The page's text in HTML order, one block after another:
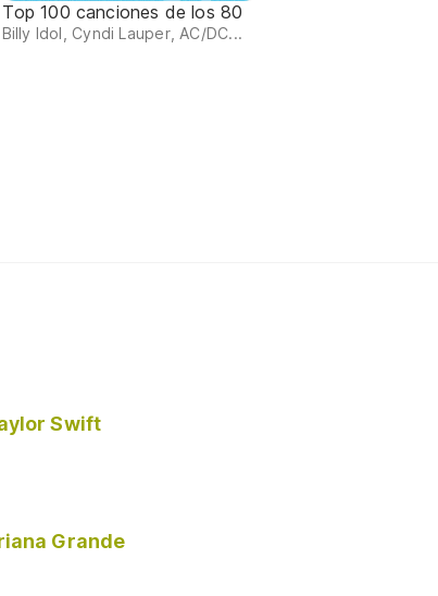
Top 100 canciones de los 80
Billy Idol, Cyndi Lauper, AC/DC...
Swift
Grande